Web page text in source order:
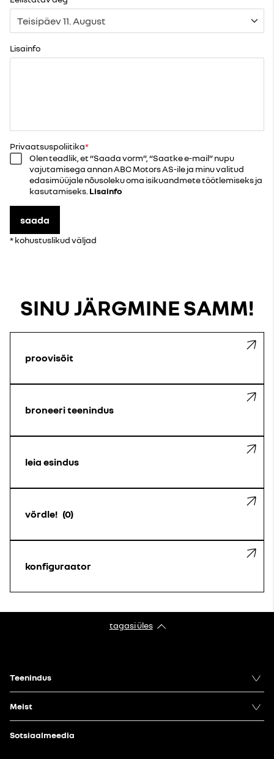
Lisainfo
Privaatsuspoliitika
Olen teadlik, et “Saada vorm”, “Saatke e-mail” nupu
vajutamisega annan ABC Motors AS-ile ja minu valitud
edasimüüjale nõusoleku oma isikuandmete töötlemiseks ja
kasutamiseks. Lisainfo
saada
* kohustuslikud väljad
SINU JÄRGMINE SAMM!
proovisõit
broneeri teenindus
leia esindus
võrdle! 0
konfiguraator
tagasi üles
Teenindus
Meist
Sotsiaalmeedia